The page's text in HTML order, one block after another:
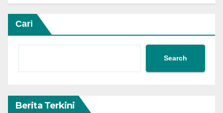
Cari
Search
Berita Terkini